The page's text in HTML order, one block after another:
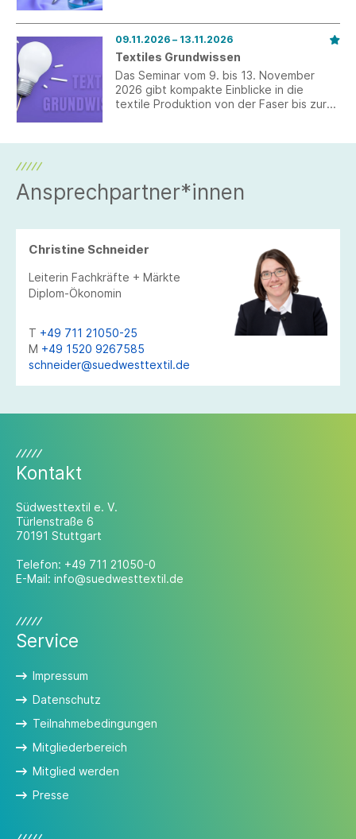
09.11.2026 – 13.11.2026
Textiles Grundwissen
Das Seminar vom 9. bis 13. November
2026 gibt kompakte Einblicke in die
textile Produktion von der Faser bis zur
Ansprechpartner*innen
Christine Schneider
Leiterin Fachkräfte + Märkte
Diplom-Ökonomin
T +49 711 21050-25
M +49 1520 9267585
schneider@suedwesttextil.de
Kontakt
Südwesttextil e. V.
Türlenstraße 6
70191 Stuttgart
Telefon: +49 711 21050-0
E-Mail: info@suedwesttextil.de
Service
Impressum
Datenschutz
Teilnahmebedingungen
Mitgliederbereich
Mitglied werden
Presse